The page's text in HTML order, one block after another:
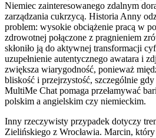
Niemiec zainteresowanego zdalnym
zarządzania cukrzycą. Historia Anny
problem: wysokie obciążenie pracą w
zdrowotnej połączone z pragnieniem
skłoniło ją do aktywnej transformacji
uzupełnienie autentycznego awatara i
zwiększa wiarygodność, ponieważ
bliskość i przejrzystość, szczególnie gdy
MultiMe Chat pomaga przełamywać
polskim a angielskim czy niemieckim.
Inny rzeczywisty przypadek dotyczy
Zielińskiego z Wrocławia. Marcin,